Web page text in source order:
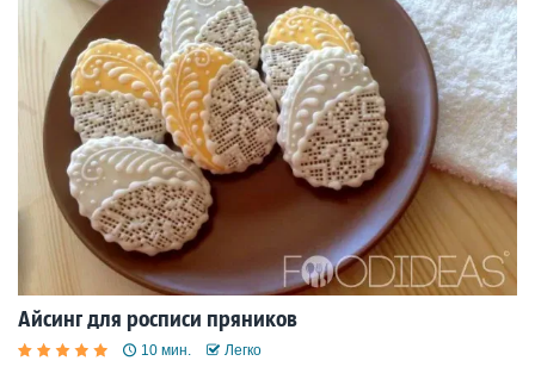
Айсинг для росписи пряников
10 мин. Легко